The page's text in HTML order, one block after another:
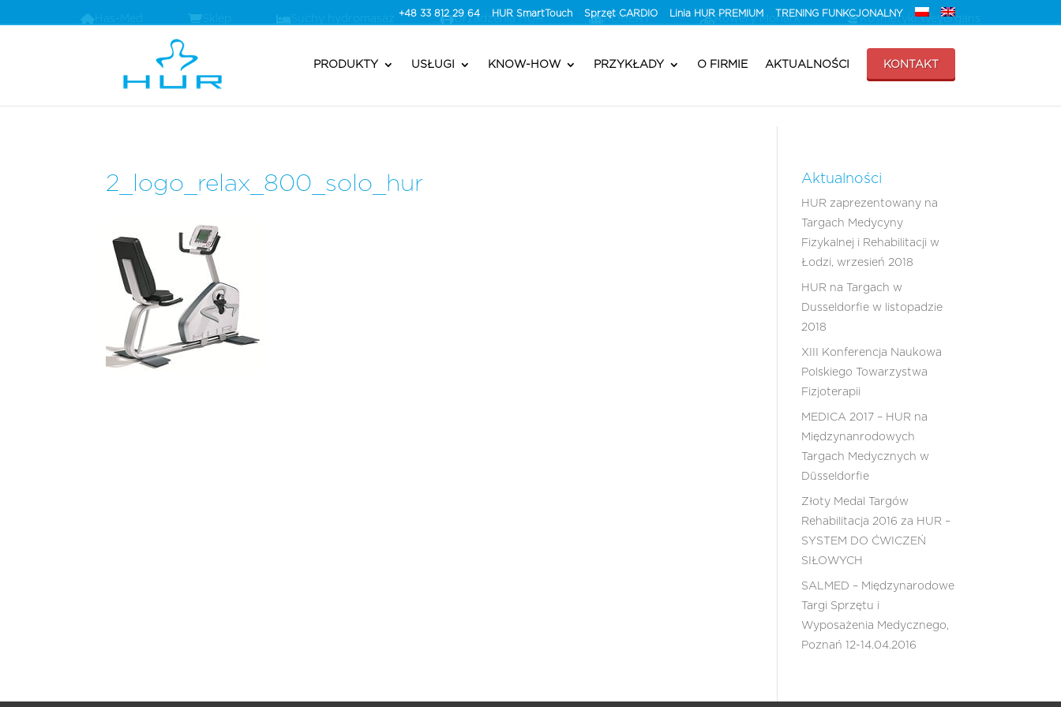
Has-Med Sklep Suchy hydromasaż Urzadzenia HUR ROBERT® Rowery Monark Kosmetyki Weyergans
+48 33 812 29 64 HUR SmartTouch Sprzęt CARDIO Linia HUR PREMIUM TRENING FUNKCJONALNY
PRODUKTY USŁUGI KNOW-HOW PRZYKŁADY O FIRMIE AKTUALNOŚCI KONTAKT
2_logo_relax_800_solo_hur Aktualności
HUR zaprezentowany na
Targach Medycyny
Fizykalnej i Rehabilitacji w
Łodzi, wrzesień 2018
HUR na Targach w
Dusseldorfie w listopadzie
2018
XIII Konferencja Naukowa
Polskiego Towarzystwa
Fizjoterapii
MEDICA 2017 – HUR na
Międzynanrodowych
Targach Medycznych w
Düsseldorfie
Złoty Medal Targów
Rehabilitacja 2016 za HUR –
SYSTEM DO ĆWICZEŃ
SIŁOWYCH
SALMED – Międzynarodowe
Targi Sprzętu i
Wyposażenia Medycznego,
Poznań 12-14.04.2016